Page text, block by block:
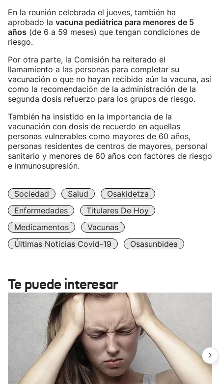
En la reunión celebrada el jueves, también ha
aprobado la vacuna pediátrica para menores de 5
años (de 6 a 59 meses) que tengan condiciones de
riesgo.
Por otra parte, la Comisión ha reiterado el
llamamiento a las personas para completar su
vacunación o que no hayan recibido aún la vacuna, así
como la recomendación de la administración de la
segunda dosis refuerzo para los grupos de riesgo.
También ha insistido en la importancia de la
vacunación con dosis de recuerdo en aquellas
personas vulnerables como mayores de 60 años,
personas residentes de centros de mayores, personal
sanitario y menores de 60 años con factores de riesgo
e inmunosupresión.
Sociedad Salud
Osakidetza
Enfermedades
Titulares De Hoy
Medicamentos
Vacunas
Últimas Noticias Covid-19
Osasunbidea
Te puede interesar